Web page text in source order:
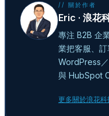
// 關於作者
Eric · 浪花
專注 B2B 企
業把客服、
WordPress
與 HubSpot
更多關於浪花